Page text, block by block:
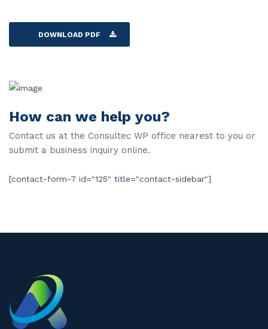
DOWNLOAD PDF
How can we help you?
Contact us at the Consultec WP office nearest to you or
submit a business inquiry online.
[contact-form-7 id="125" title="contact-sidebar"]